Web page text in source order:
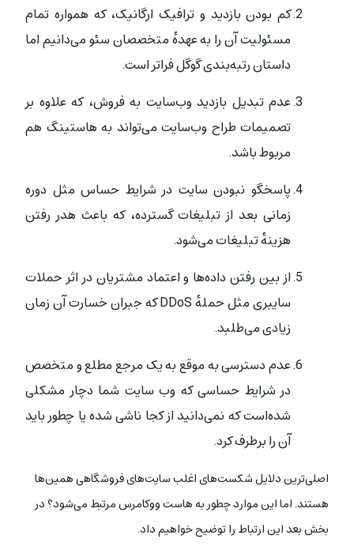
کم بودن بازدید و ترافیک ارگانیک، که همواره تمام
مسئولیت آن را به عهده‌ٔ متخصصان سئو می‌دانیم اما
داستان رتبه‌بندی گوگل فراتر است.
عدم تبدیل بازدید وب‌سایت به فروش، که علاوه بر
تصمیمات طراح وب‌سایت می‌تواند به هاستینگ هم
مربوط باشد.
پاسخگو نبودن سایت در شرایط حساس مثل دوره
زمانی بعد از تبلیغات گسترده، که باعث هدر رفتن
هزینه‌ٔ تبلیغات می‌شود.
از بین رفتن داده‌ها و اعتماد مشتریان در اثر حملات
سایبری مثل حمله‌ٔ DDoS که جبران خسارت آن زمان
زیادی می‌طلبد.
عدم دسترسی به موقع به یک مرجع مطلع و متخصص
در شرایط حساسی که وب سایت شما دچار مشکلی
شده‌است که نمی‌دانید از کجا ناشی شده یا چطور باید
آن را برطرف کرد.
اصلی‌ترین دلایل شکست‌های اغلب سایت‌های فروشگاهی همین‌ها
هستند. اما این موارد چطور به هاست ووکامرس مرتبط می‌شود؟ در
بخش بعد این ارتباط را توضیح خواهیم داد.